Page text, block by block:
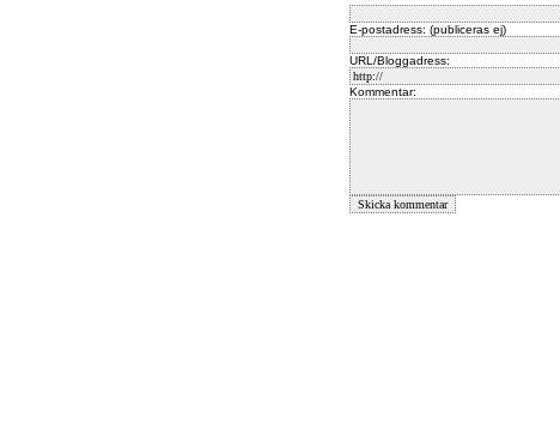
E-postadress: (publiceras ej)
URL/Bloggadress:
Kommentar: